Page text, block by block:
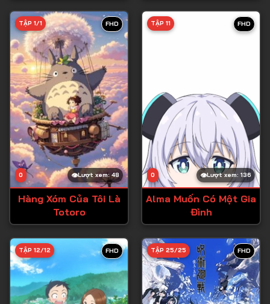
FHD
Lượt xem: 48
0
TẬP 1/1
Hàng Xóm Của Tôi Là
Totoro
FHD
Lượt xem: 136
0
TẬP 11
Alma Muốn Có Một Gia
Đình
FHD
TẬP 12/12 FHD
TẬP 25/25